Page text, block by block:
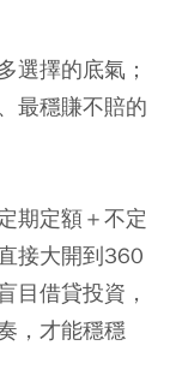
選擇的底氣；
最穩賺不賠的
期定額＋不定
接大開到360
目借貸投資，
，才能穩穩